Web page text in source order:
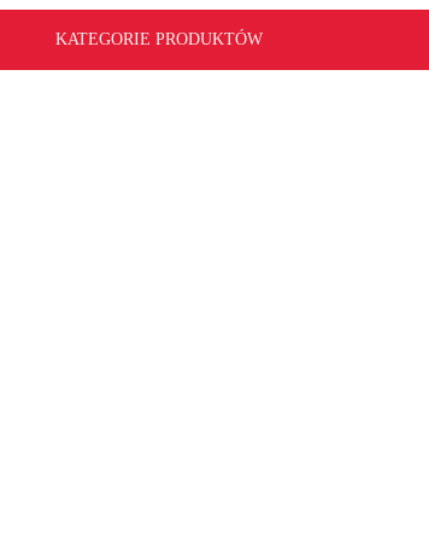
KATEGORIE PRODUKTÓW